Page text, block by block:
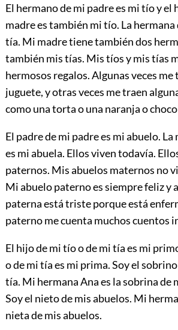
El hermano de mi padre es mi tío y el
madre es también mi tío. La hermana
tía. Mi madre tiene también dos
también mis tías. Mis tíos y mis tías
hermosos regalos. Algunas veces
juguete, y otras veces me traen
como una torta o una naranja o
El padre de mi padre es mi abuelo.
es mi abuela. Ellos viven todavía.
paternos. Mis abuelos maternos no
Mi abuelo paterno es siempre feliz y
paterna está triste porque está
paterno me cuenta muchos cuentos
El hijo de mi tío o de mi tía es mi
o de mi tía es mi prima. Soy el
tía. Mi hermana Ana es la sobrina de
Soy el nieto de mis abuelos. Mi
nieta de mis abuelos.